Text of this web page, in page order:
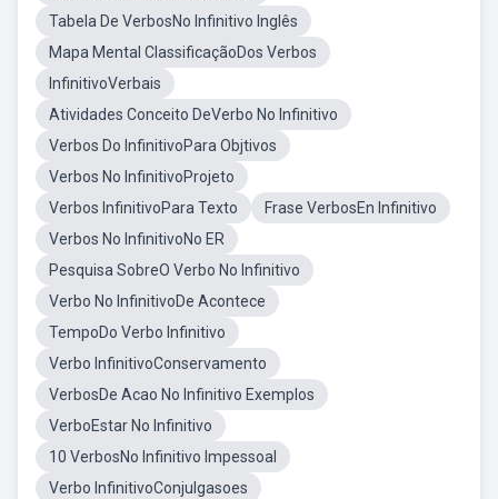
Tabela De VerbosNo Infinitivo Inglês
Mapa Mental ClassificaçãoDos Verbos
InfinitivoVerbais
Atividades Conceito DeVerbo No Infinitivo
Verbos Do InfinitivoPara Objtivos
Verbos No InfinitivoProjeto
Verbos InfinitivoPara Texto
Frase VerbosEn Infinitivo
Verbos No InfinitivoNo ER
Pesquisa SobreO Verbo No Infinitivo
Verbo No InfinitivoDe Acontece
TempoDo Verbo Infinitivo
Verbo InfinitivoConservamento
VerbosDe Acao No Infinitivo Exemplos
VerboEstar No Infinitivo
10 VerbosNo Infinitivo Impessoal
Verbo InfinitivoConjulgasoes